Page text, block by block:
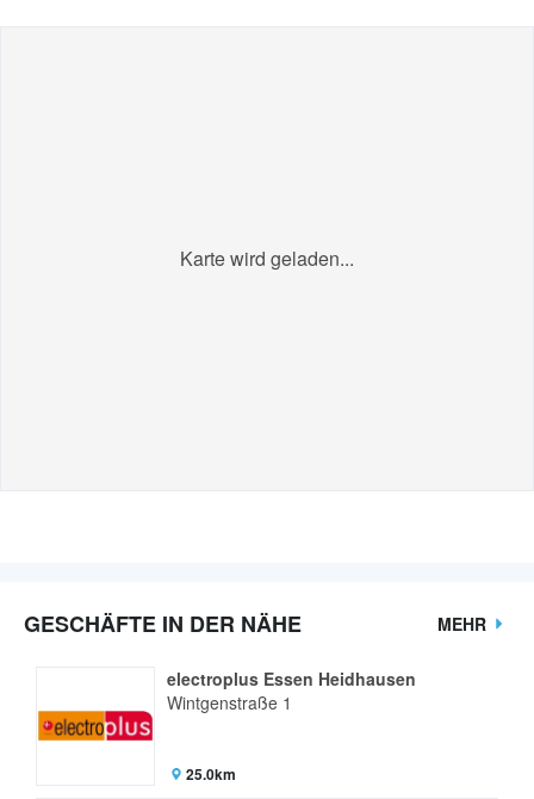
Karte wird geladen...
GESCHÄFTE IN DER NÄHE MEHR
electroplus Essen Heidhausen
Wintgenstraße 1
25.0km